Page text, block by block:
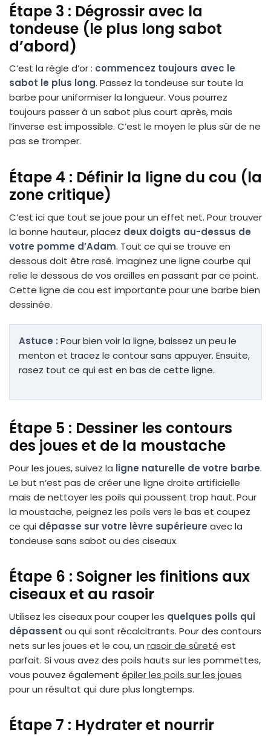
Étape 3 : Dégrossir avec la
tondeuse (le plus long sabot
d’abord)
C’est la règle d’or : commencez toujours avec le
sabot le plus long. Passez la tondeuse sur toute la
barbe pour uniformiser la longueur. Vous pourrez
toujours passer à un sabot plus court après, mais
l’inverse est impossible. C’est le moyen le plus sûr de ne
pas se tromper.
Étape 4 : Définir la ligne du cou (la
zone critique)
C’est ici que tout se joue pour un effet net. Pour trouver
la bonne hauteur, placez deux doigts au-dessus de
votre pomme d’Adam. Tout ce qui se trouve en
dessous doit être rasé. Imaginez une ligne courbe qui
relie le dessous de vos oreilles en passant par ce point.
Cette ligne de cou est importante pour une barbe bien
dessinée.
Astuce : Pour bien voir la ligne, baissez un peu le
menton et tracez le contour sans appuyer. Ensuite,
rasez tout ce qui est en bas de cette ligne.
Étape 5 : Dessiner les contours
des joues et de la moustache
Pour les joues, suivez la ligne naturelle de votre barbe.
Le but n’est pas de créer une ligne droite artificielle
mais de nettoyer les poils qui poussent trop haut. Pour
la moustache, peignez les poils vers le bas et coupez
ce qui dépasse sur votre lèvre supérieure avec la
tondeuse sans sabot ou des ciseaux.
Étape 6 : Soigner les finitions aux
ciseaux et au rasoir
Utilisez les ciseaux pour couper les quelques poils qui
dépassent ou qui sont récalcitrants. Pour des contours
nets sur les joues et le cou, un rasoir de sûreté est
parfait. Si vous avez des poils hauts sur les pommettes,
vous pouvez également épiler les poils sur les joues
pour un résultat qui dure plus longtemps.
Étape 7 : Hydrater et nourrir